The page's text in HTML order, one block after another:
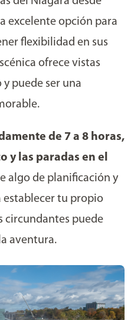
excelente opción para
flexibilidad en sus
ofrece vistas
puede ser una
de 7 a 8 horas,
y las paradas en el
algo de planificación y
establecer tu propio
circundantes puede
aventura.